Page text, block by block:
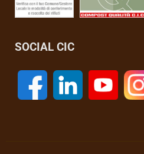
SOCIAL CIC